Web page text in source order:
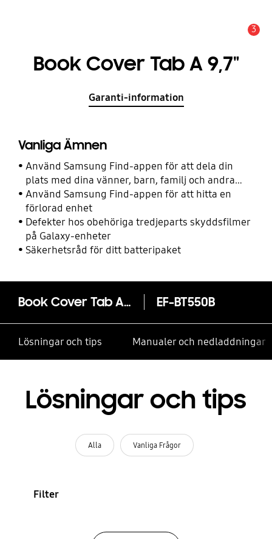
3
Book Cover Tab A 9,7"
Garanti-information
Vanliga Ämnen
Använd Samsung Find-appen för att dela din
plats med dina vänner, barn, familj och andra
kontakter
Använd Samsung Find-appen för att hitta en
förlorad enhet
Defekter hos obehöriga tredjeparts skyddsfilmer
på Galaxy-enheter
Säkerhetsråd för ditt batteripaket
Book Cover Tab A 9,7" EF-BT550B
Lösningar och tips Manualer och nedladdningar
Lösningar och tips
Alla Vanliga Frågor
Filter